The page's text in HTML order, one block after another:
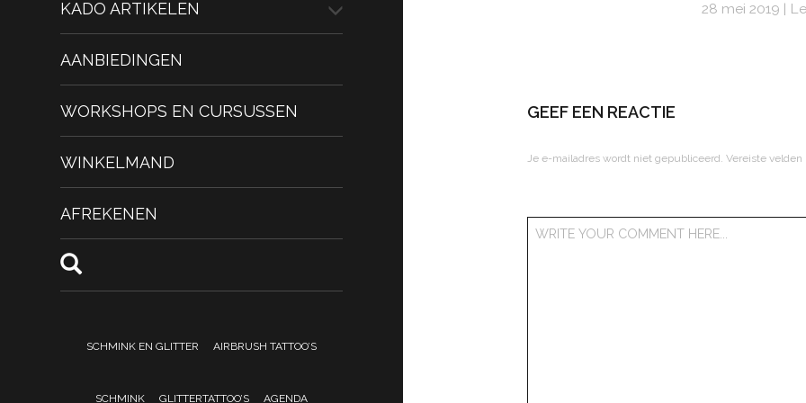
KADO ARTIKELEN
AANBIEDINGEN
WORKSHOPS EN CURSUSSEN
WINKELMAND
AFREKENEN
SCHMINK EN GLITTER AIRBRUSH TATTOO’S
SCHMINK GLITTERTATTOO’S AGENDA
28 mei 2019
GEEF EEN REACTIE
Je e-mailadres wordt niet gepubliceerd. Vereiste